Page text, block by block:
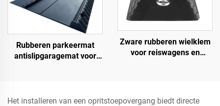
Rubberen parkeermat
antislipgaragemat voor
Zware rubberen wielklem
voor reiswagens en
Product
Het installeren van een opritstoepovergang biedt directe